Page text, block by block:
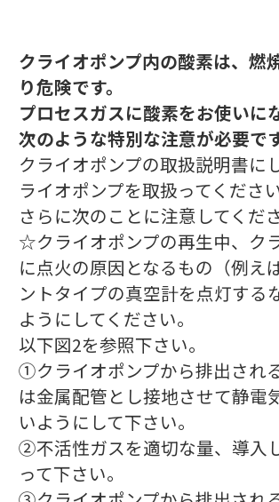
クライオポンプ内の酸素は、燃
り危険です。
プロセスガスに酸素をお使いに
次のような特別な注意が必要です
クライオポンプの取扱説明書に
ライオポンプを取扱ってください
さらに次のことに注意してくださ
☆クライオポンプの再生中、ク
に点火の原因となるもの（例え
ントタイプの真空計を点灯する
ようにしてください。
以下図2を参照下さい。
①クライオポンプから排出され
は金属配管とし接地させて静電
いようにして下さい。
②不活性ガスを適切な量、導入
って下さい。